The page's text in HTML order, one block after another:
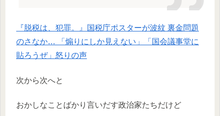
『脱税は、犯罪。』国税庁ポスターが波紋 裏金問題
のさなか… 「煽りにしか見えない」「国会議事堂に
貼ろうぜ」怒りの声
次から次へと
おかしなことばかり言いだす政治家たちだけど